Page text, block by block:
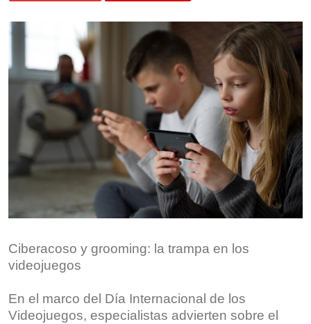
Ciberacoso y grooming: la trampa en los
videojuegos
En el marco del Día Internacional de los
Videojuegos, especialistas advierten sobre el